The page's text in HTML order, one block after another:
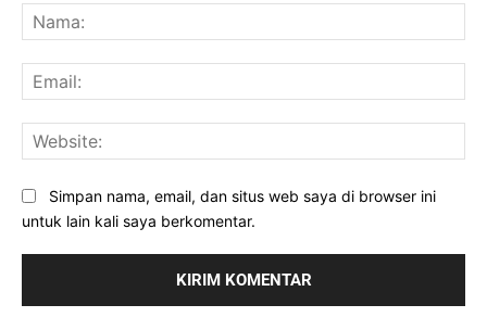
Simpan nama, email, dan situs web saya di browser ini
untuk lain kali saya berkomentar.